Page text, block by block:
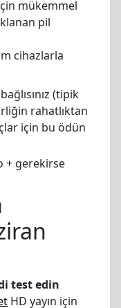
mükemmel
pil
cihazlarla
(tipik
rahatlıktan
için bu ödün
+ gerekirse
test edin
HD yayın için